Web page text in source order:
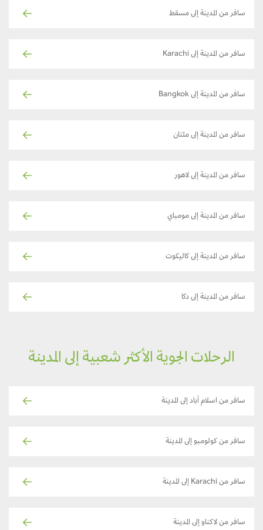
سافر من المدينة إلى مسقط
سافر من المدينة إلى Karachi
سافر من المدينة إلى Bangkok
سافر من المدينة إلى ملتان
سافر من المدينة إلى لاهور
سافر من المدينة إلى مومباي
سافر من المدينة إلى كاليكوت
سافر من المدينة إلى دكا
الرحلات الجوية الأكثر شعبية إلى المدينة
سافر من اسلام آباد إلى المدينة
سافر من كولومبو إلى المدينة
سافر من Karachi إلى المدينة
سافر من لاكناو إلى المدينة